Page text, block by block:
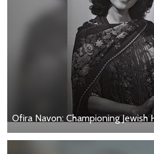
Ofira Navon: Championing Jewish